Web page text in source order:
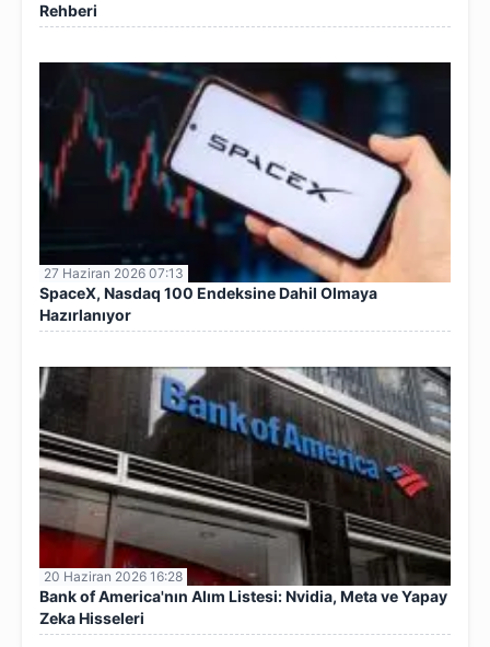
Rehberi
27 Haziran 2026 07:13
SpaceX, Nasdaq 100 Endeksine Dahil Olmaya
Hazırlanıyor
20 Haziran 2026 16:28
Bank of America'nın Alım Listesi: Nvidia, Meta ve Yapay
Zeka Hisseleri